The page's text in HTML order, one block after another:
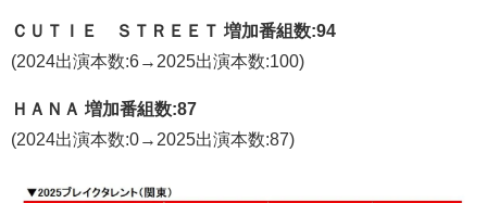
ＣＵＴＩＥ ＳＴＲＥＥＴ 増加番組数:94
(2024出演本数:6→2025出演本数:100)
ＨＡＮＡ 増加番組数:87
(2024出演本数:0→2025出演本数:87)